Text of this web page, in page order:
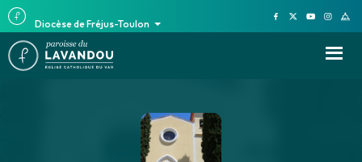
Diocèse de Fréjus-Toulon